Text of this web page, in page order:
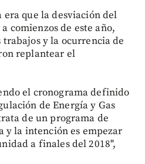
era que la desviación del
comienzos de este año,
y la ocurrencia de
replantear el
el cronograma definido
de Energía y Gas
de un programa de
y la intención es empezar
a finales del 2018",